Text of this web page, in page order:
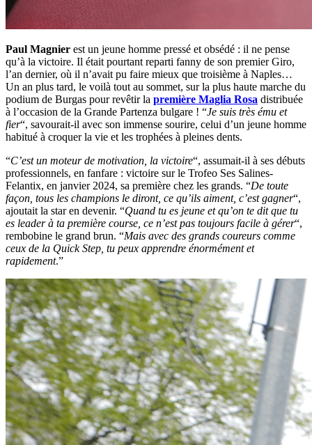
Paul Magnier est un jeune homme pressé et obsédé : il ne pense
qu’à la victoire. Il était pourtant reparti fanny de son premier Giro,
l’an dernier, où il n’avait pu faire mieux que troisième à Naples…
Un an plus tard, le voilà tout au sommet, sur la plus haute marche du
podium de Burgas pour revêtir la première Maglia Rosa distribuée
à l’occasion de la Grande Partenza bulgare ! “Je suis très ému et
fier“, savourait-il avec son immense sourire, celui d’un jeune homme
habitué à croquer la vie et les trophées à pleines dents.
“C’est un moteur de motivation, la victoire“, assumait-il à ses débuts
professionnels, en fanfare : victoire sur le Trofeo Ses Salines-
Felantix, en janvier 2024, sa première chez les grands. “De toute
façon, tous les champions le diront, ce qu’ils aiment, c’est gagner“,
ajoutait la star en devenir. “Quand tu es jeune et qu’on te dit que tu
es leader à ta première course, ce n’est pas toujours facile à gérer“,
rembobine le grand brun. “Mais avec des grands coureurs comme
ceux de la Quick Step, tu peux apprendre énormément et
rapidement.”